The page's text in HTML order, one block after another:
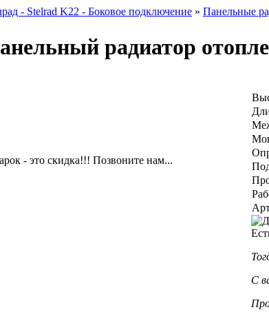
- Stelrad K22 - Боковое подключение » Панельные
радиатор
- это скидка!!! Позвоните нам...
С